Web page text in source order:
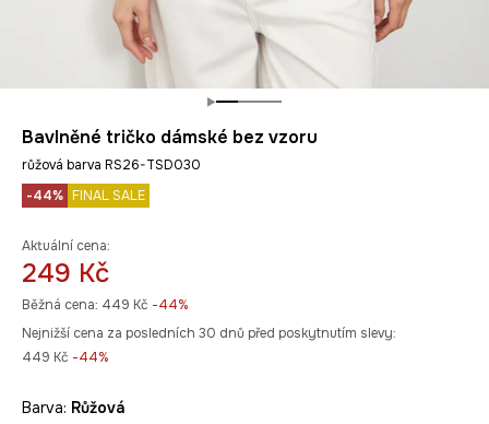
Bavlněné tričko dámské bez vzoru
růžová barva RS26-TSD030
-44% FINAL SALE
Aktuální cena:
249 Kč
Běžná cena: 449 Kč -44%
Nejnižší cena za posledních 30 dnů před poskytnutím slevy:
449 Kč -44%
Barva: růžová